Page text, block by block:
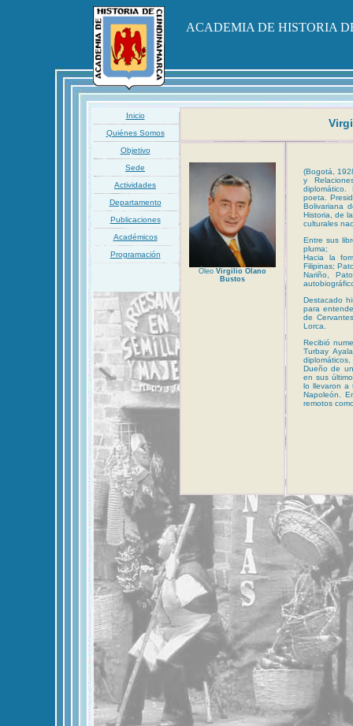
ACADEMIA DE HISTORIA
Inicio
Quiénes Somos
Objetivo
Óleo Virgilio Olano
Bustos
(Bogotá,
y
diplomático.
poeta.
Bolivariana
Historia, de
culturales
Entre sus
pluma;
Hacia la
Filipinas;
Nariño,
Destacado
para
de
Lorca.
Recibió
Turbay
Dueño de
en sus
lo llevaron a
Napoleón.
remotos
Sede
Actividades
Departamento
Publicaciones
Académicos
Programación